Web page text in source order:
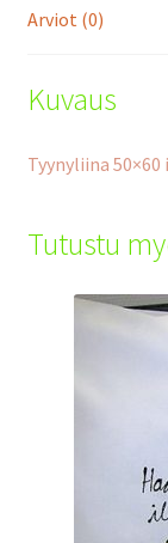
Arviot (0)
Kuvaus
Tyynyliina
Tutustu